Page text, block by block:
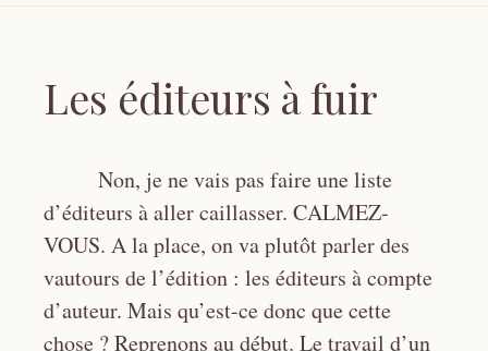
Les éditeurs à fuir
Non, je ne vais pas faire une liste
d’éditeurs à aller caillasser. CALMEZ-
VOUS. A la place, on va plutôt parler des
vautours de l’édition : les éditeurs à compte
d’auteur. Mais qu’est-ce donc que cette
chose ? Reprenons au début. Le travail d’un